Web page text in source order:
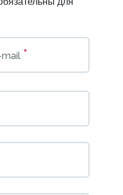
*